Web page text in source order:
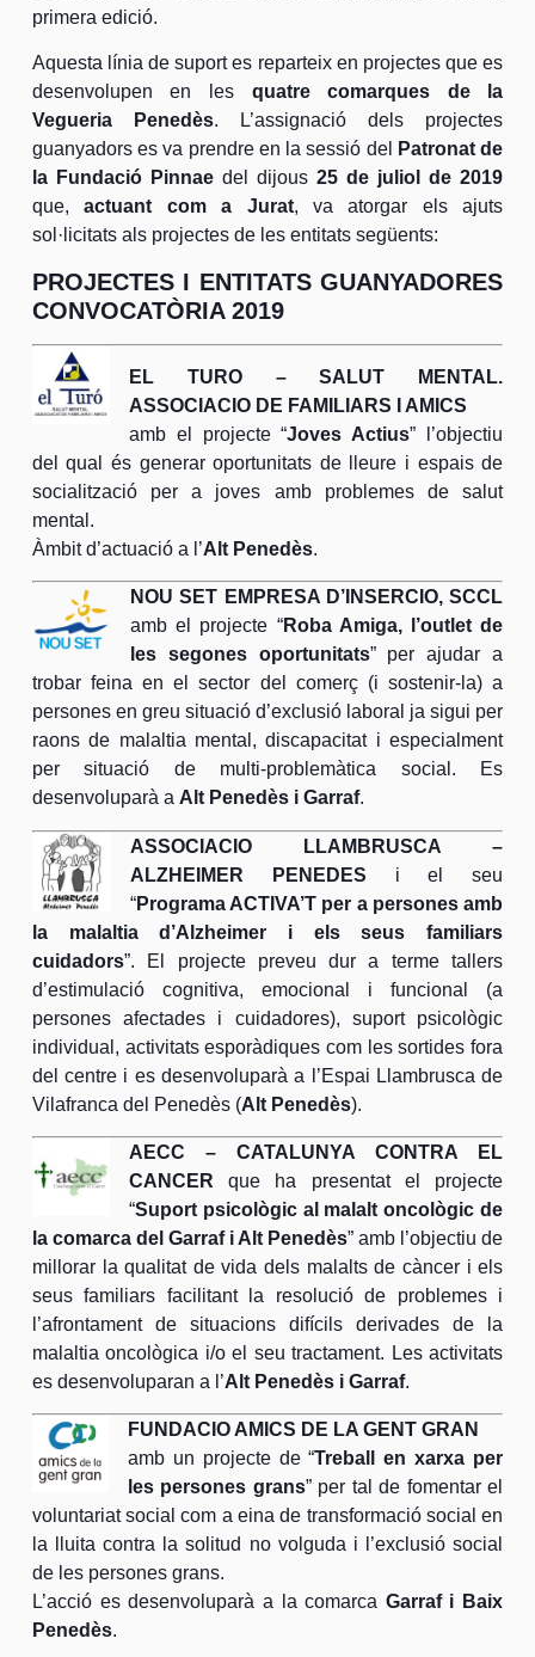
primera edició.
Aquesta línia de suport es reparteix en projectes que es
desenvolupen en les quatre comarques de la
Vegueria Penedès. L’assignació dels projectes
guanyadors es va prendre en la sessió del
Patronat de
la Fundació Pinnaedel dijous25 de juliol de 2019
que,actuant com a Jurat, va atorgar els ajuts
sol·licitats als projectes de les entitats següents:
PROJECTES I ENTITATS GUANYADORES
CONVOCATÒRIA 2019
EL TURO – SALUT MENTAL.
ASSOCIACIO DE FAMILIARS I AMICS
amb el projecte “Joves Actius” l’objectiu
del qual és generar oportunitats de lleure i espais de
socialització per a joves amb problemes de salut
mental.
Àmbit d’actuació a l’Alt Penedès.
NOU SET EMPRESA D’INSERCIO, SCCL
amb el projecte “Roba Amiga, l’outlet de
les segones oportunitats” per ajudar a
trobar feina en el sector del comerç (i sostenir‐la) a
persones en greu situació d’exclusió laboral ja sigui per
raons de malaltia mental, discapacitat i especialment
per situació de multi‐problemàtica social. Es
desenvoluparà a Alt Penedès i Garraf.
ASSOCIACIO LLAMBRUSCA –
ALZHEIMER PENEDES i el seu
“Programa ACTIVA’T per a persones amb
la malaltia d’Alzheimer i els seus familiars
cuidadors”. El projecte preveu dur a terme tallers
d’estimulació cognitiva, emocional i funcional (a
persones afectades i cuidadores), suport psicològic
individual, activitats esporàdiques com les sortides fora
del centre i es desenvoluparà a l’Espai Llambrusca de
Vilafranca del Penedès (Alt Penedès).
AECC – CATALUNYA CONTRA EL
CANCER que ha presentat el projecte
“Suport psicològic al malalt oncològic de
la comarca del Garraf i Alt Penedès” amb l’objectiu de
millorar la qualitat de vida dels malalts de càncer i els
seus familiars facilitant la resolució de problemes i
l’afrontament de situacions difícils derivades de la
malaltia oncològica i/o el seu tractament. Les activitats
es desenvoluparan a l’Alt Penedès i Garraf.
FUNDACIO AMICS DE LA GENT GRAN
amb un projecte de “Treball en xarxa per
les persones grans” per tal de fomentar el
voluntariat social com a eina de transformació social en
la lluita contra la solitud no volguda i l’exclusió social
de les persones grans.
L’acció es desenvoluparà a la comarca Garraf i Baix
Penedès.